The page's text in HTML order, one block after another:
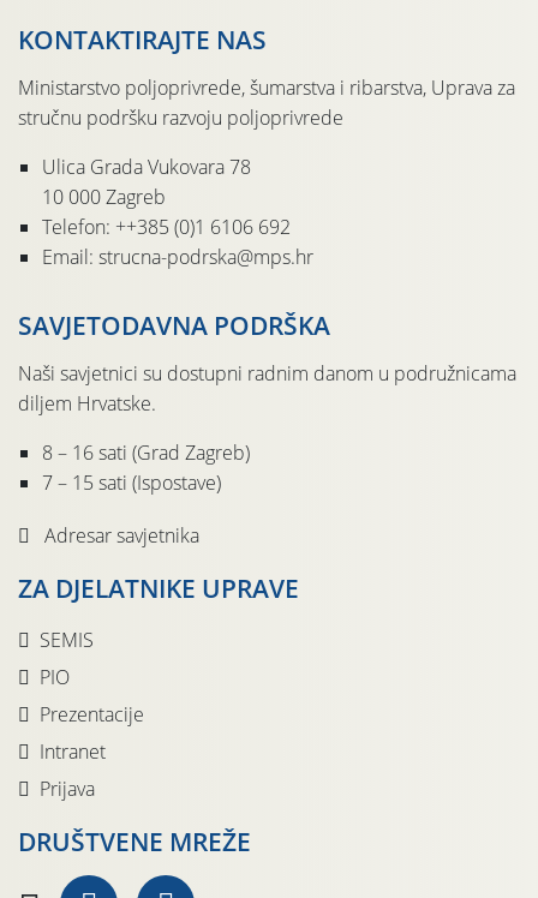
KONTAKTIRAJTE NAS
Ministarstvo poljoprivrede, šumarstva i ribarstva, Uprava za
stručnu podršku razvoju poljoprivrede
Ulica Grada Vukovara 78
10 000 Zagreb
Telefon: ++385 (0)1 6106 692
Email: strucna-podrska@mps.hr
SAVJETODAVNA PODRŠKA
Naši savjetnici su dostupni radnim danom u podružnicama
diljem Hrvatske.
8 – 16 sati (Grad Zagreb)
7 – 15 sati (Ispostave)
Adresar savjetnika
ZA DJELATNIKE UPRAVE
SEMIS
PIO
Prezentacije
Intranet
Prijava
DRUŠTVENE MREŽE